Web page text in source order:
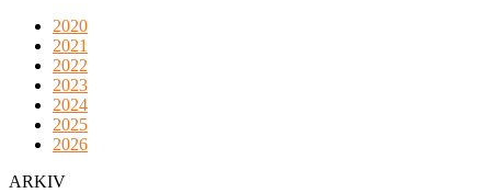
2020
2021
2022
2023
2024
2025
2026
ARKIV